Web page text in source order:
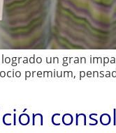
un gran
premium,